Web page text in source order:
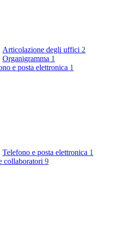
Articolazione degli uffici 2
Organigramma 1
e posta elettronica 1
Telefono e posta elettronica 1
collaboratori 9